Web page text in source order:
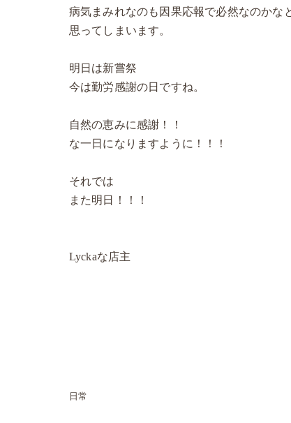
病気まみれなのも因果応報で必然なのかな
思ってしまいます。
明日は新嘗祭
今は勤労感謝の日ですね。
自然の恵みに感謝！！
な一日になりますように！！！
それでは
また明日！！！
Lyckaな店主
日常